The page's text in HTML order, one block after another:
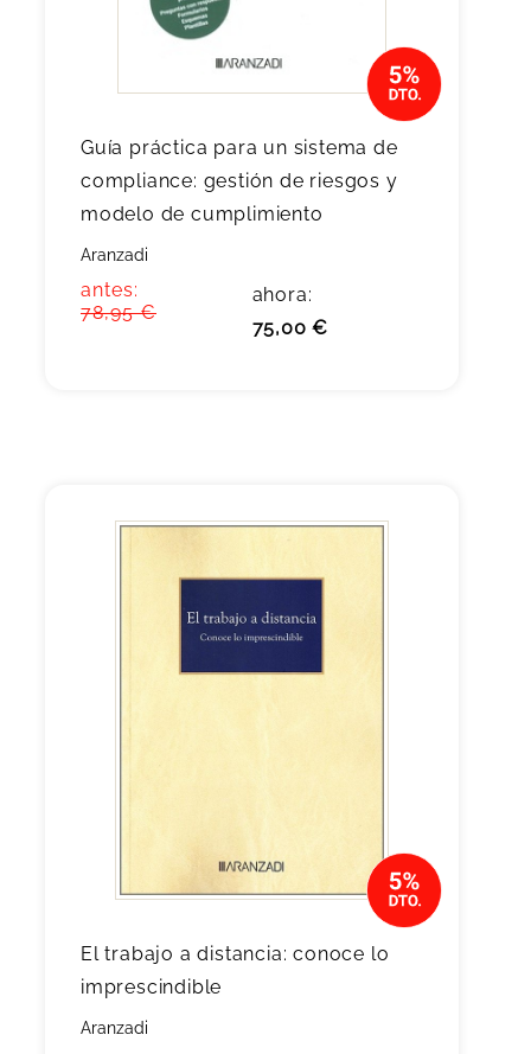
Guía práctica para un sistema de
compliance: gestión de riesgos y
modelo de cumplimiento
Aranzadi
antes:
78,95 €
ahora:
75,00 €
El trabajo a distancia: conoce lo
imprescindible
Aranzadi